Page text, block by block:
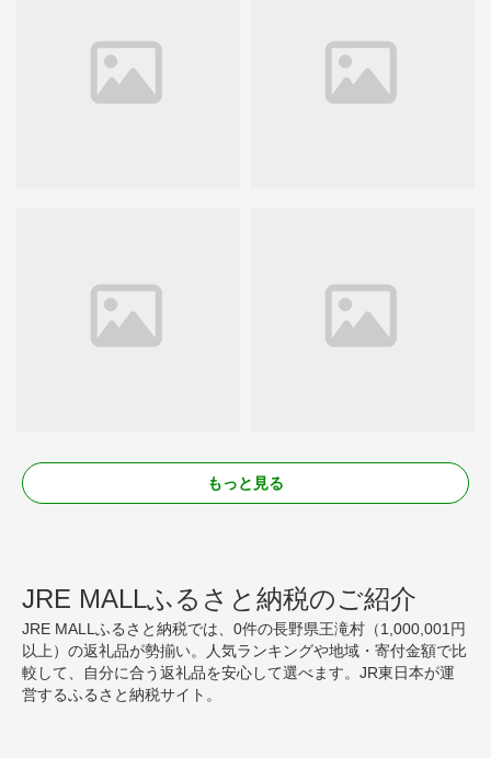
もっと見る
JRE MALLふるさと納税のご紹介
JRE MALLふるさと納税では、0件の長野県王滝村（1,000,001円
以上）の返礼品が勢揃い。人気ランキングや地域・寄付金額で比
較して、自分に合う返礼品を安心して選べます。JR東日本が運
営するふるさと納税サイト。